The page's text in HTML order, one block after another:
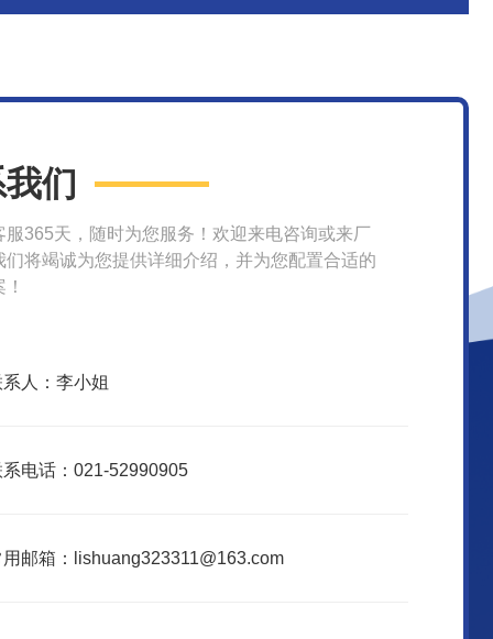
们
服365天，随时为您服务！欢迎来电咨询或来厂
们将竭诚为您提供详细介绍，并为您配置合适的
人：李小姐
系电话：021-52990905
用邮箱：lishuang323311@163.com